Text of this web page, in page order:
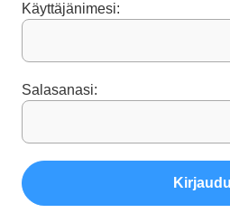
Käyttäjänimesi:
Salasanasi:
Kirjaudu